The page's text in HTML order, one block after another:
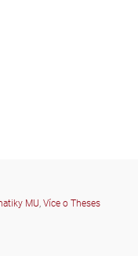
MU, Více o Theses